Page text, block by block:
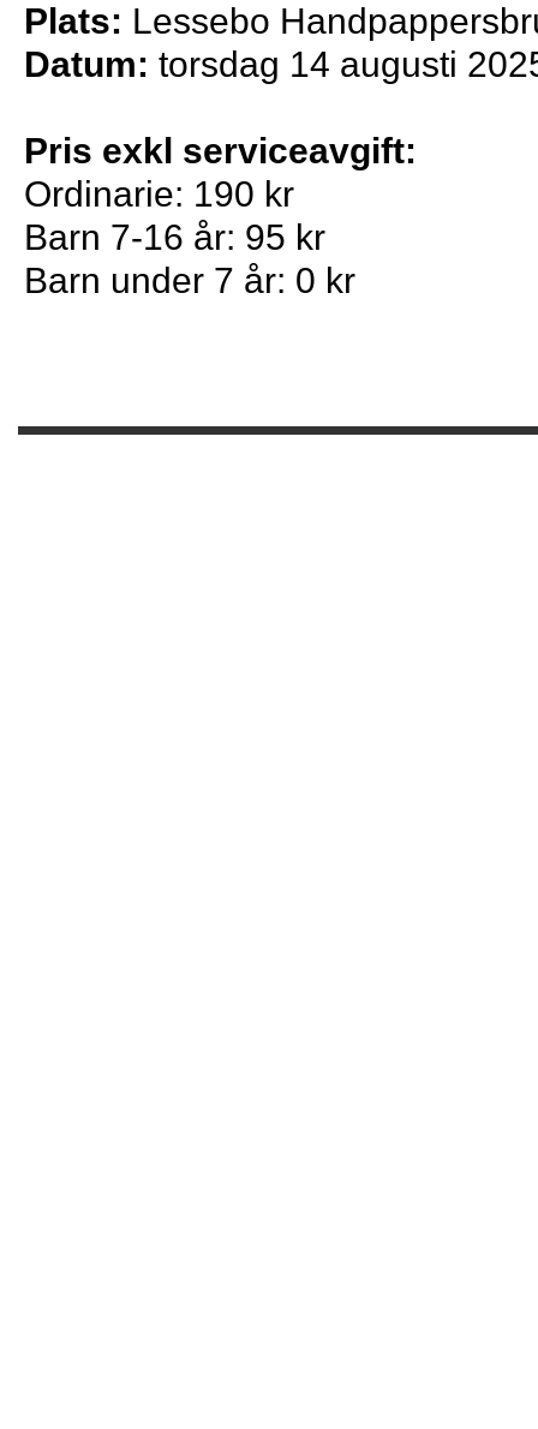
Plats: Lessebo
Datum: torsdag 14 augusti
Pris exkl serviceavgift:
Ordinarie: 190 kr
Barn 7-16 år: 95 kr
Barn under 7 år: 0 kr